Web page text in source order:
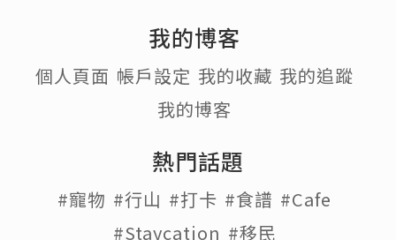
我的博客
個人頁面 帳戶設定 我的收藏 我的追蹤
我的博客
熱門話題
#寵物 #行山 #打卡 #食譜 #Cafe
#Staycation #移民